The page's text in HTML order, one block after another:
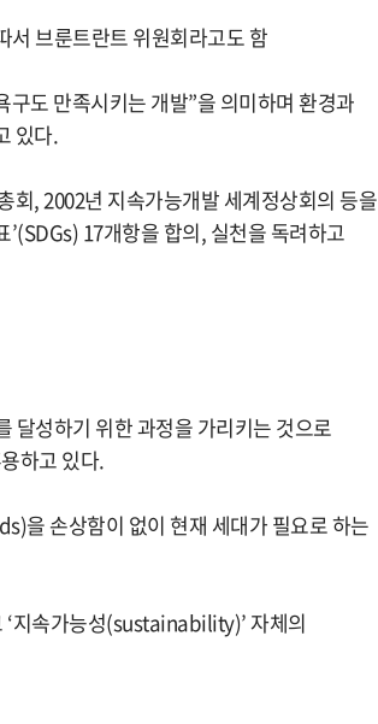
브룬트란트 위원회라고도 함
도 만족시키는 개발”을 의미하며 환경과
있다.
회, 2002년 지속가능개발 세계정상회의 등을
17개항을 합의, 실천을 독려하고
달성하기 위한 과정을 가리키는 것으로
하고 있다.
을 손상함이 없이 현재 세대가 필요로 하는
‘지속가능성(sustainability)’ 자체의